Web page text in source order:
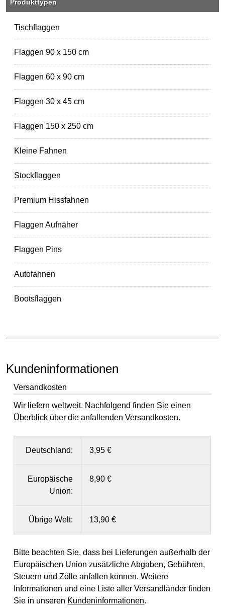
Produkttypen
Tischflaggen
Flaggen 90 x 150 cm
Flaggen 60 x 90 cm
Flaggen 30 x 45 cm
Flaggen 150 x 250 cm
Kleine Fahnen
Stockflaggen
Premium Hissfahnen
Flaggen Aufnäher
Flaggen Pins
Autofahnen
Bootsflaggen
Kundeninformationen
Versandkosten
Wir liefern weltweit. Nachfolgend finden Sie einen
Überblick über die anfallenden Versandkosten.
Deutschland: 3,95 €
Europäische
Union:
8,90 €
Übrige Welt: 13,90 €
Bitte beachten Sie, dass bei Lieferungen außerhalb der
Europäischen Union zusätzliche Abgaben, Gebühren,
Steuern und Zölle anfallen können. Weitere
Informationen und eine Liste aller Versandländer finden
Sie in unseren Kundeninformationen.